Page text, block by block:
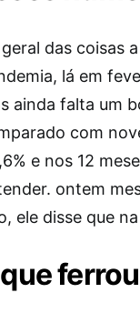
das coisas
lá em
ainda falta um
com
e nos 12
ontem
ele disse que